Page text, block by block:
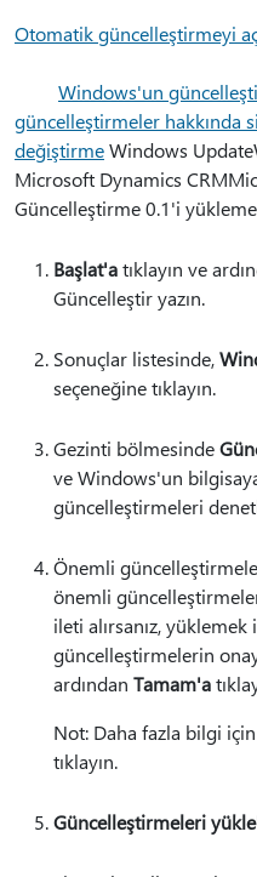
Otomatik güncelleştirmeyi
Windows'un
güncelleştirmeler hakkında
değiştirmeWindows
Microsoft Dynamics
Güncelleştirme 0.1'i
Başlat'atıklayın ve
Güncelleştir yazın.
Sonuçlar listesinde,
seçeneğine tıklayın.
Gezinti bölmesinde
ve Windows'un
güncelleştirmeleri
Önemli
önemli
ileti alırsanız,
güncelleştirmelerin
ardından Tamam'a
Not: Daha fazla bilgi
tıklayın.
Güncelleştirmeleri